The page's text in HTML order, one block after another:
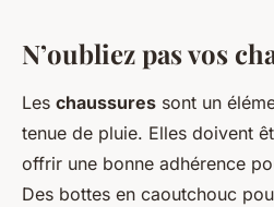
N’oubliez pas vos
Les chaussures sont un
tenue de pluie. Elles doivent
offrir une bonne adhérence
Des bottes en caoutchouc